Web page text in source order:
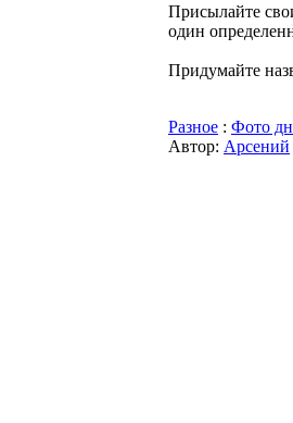
Присылайте
один
Придумайте
Разное : Фото
Автор: Арсений